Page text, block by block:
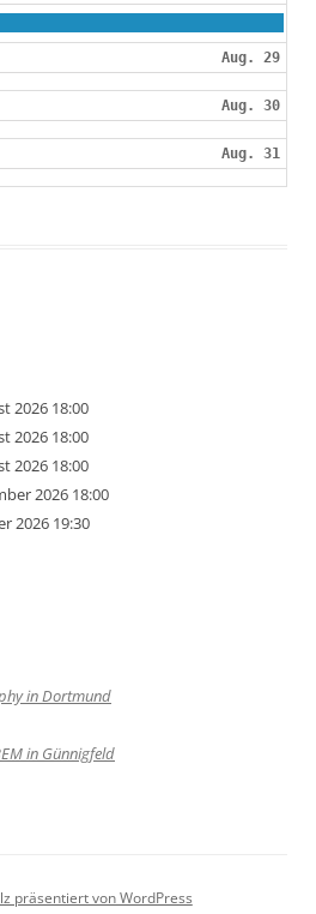
Aug. 29
Aug. 30
Aug. 31
2026 18:00
2026 18:00
2026 18:00
2026 18:00
2026 19:30
in Dortmund
in Günnigfeld
präsentiert von WordPress